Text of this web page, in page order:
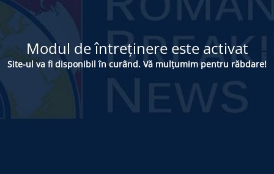
Modul de întreținere este activat
Site-ul va fi disponibil în curând. Vă mulțumim pentru răbdare!